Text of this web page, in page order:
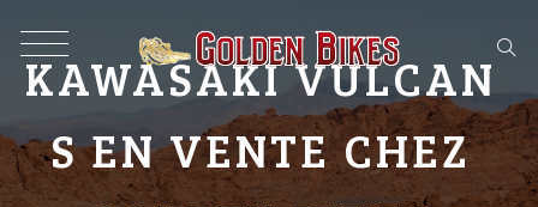
KAWASAKI VULCAN
S EN VENTE CHEZ